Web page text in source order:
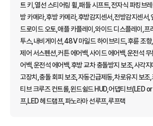
트 키,열선 스티어링 휠,패들 시프트,전자식 파킹브
방 카메라,후방 카메라,후방감지센서,전방감지센서,
드로이드 오토,애플 카플레이,와이드 디스플레이,프
투스,내비게이션,48V 마일드 하이브리드,후륜 조
제어 서스펜션,커튼 에어백,사이드 에어백,운전석
어백,운전석 에어백,후방 교차 충돌방지 보조,사각
고장치,충돌 회피 보조,자동긴급제동,차로유지 보조
티브 크루즈 컨트롤,윈드쉴드 HUD,어댑티브(LED
프,LED 헤드램프,파노라마 선루프,루프랙